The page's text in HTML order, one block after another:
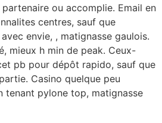
ou accomplie. Email en
centres, sauf que
envie, , matignasse gaulois.
mieux h min de peak. Ceux-
pb pour dépôt rapido, sauf que
Casino quelque peu
tenant pylone top, matignasse